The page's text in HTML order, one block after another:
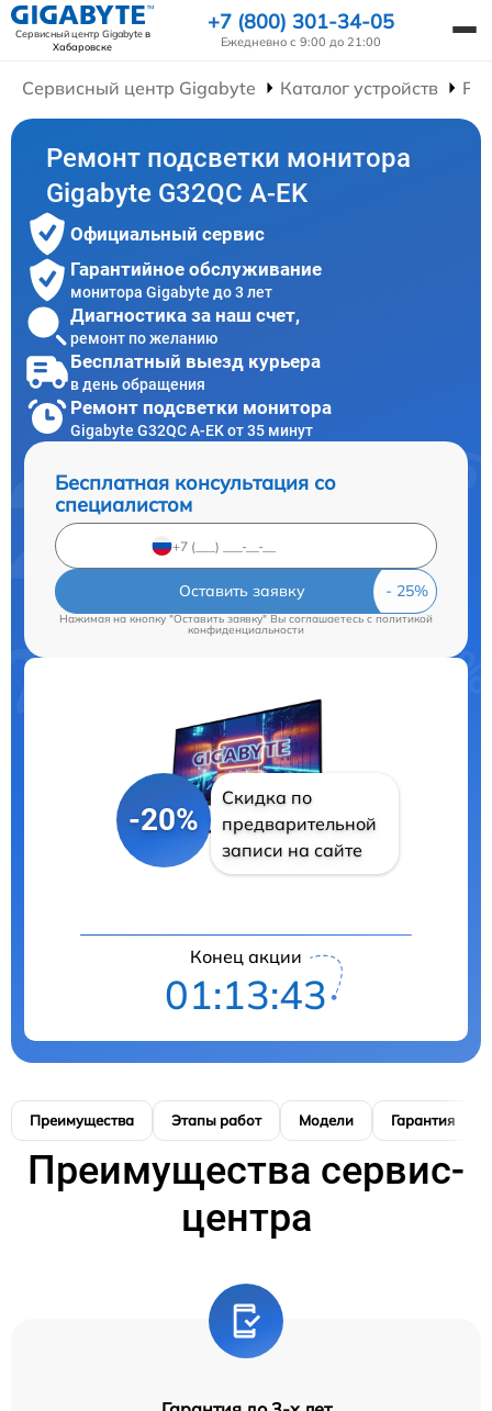
Сервисный центр Gigabyteв
Хабаровске
+7 (800) 301-34-05
Ежедневно с 9:00 до 21:00
Сервисный центр Gigabyte Каталог устройств
Ремонт подсветки монитора
Gigabyte G32QC A-EK
Официальный сервис
Гарантийное обслуживание
монитора Gigabyte до 3 лет
Диагностика за наш счет,
ремонт по желанию
Бесплатный выезд курьера
в день обращения
Ремонт подсветки монитора
Gigabyte G32QC A-EK от 35 минут
Бесплатная консультация со
специалистом
Оставить заявку
Нажимая на кнопку "Оставить заявку" Вы соглашаетесь c политикой
конфиденциальности
-20%
Скидка по
предварительной
записи на сайте
Конец акции
01:13:42
Преимущества Этапы работ Модели Гарантия
Преимущества сервис-
центра